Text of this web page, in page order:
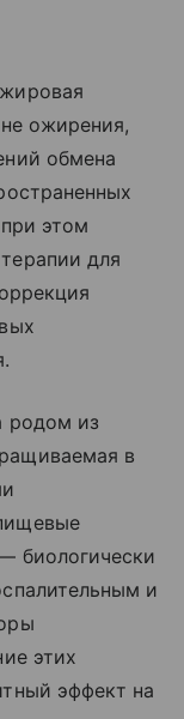
ожирения,
обмена
этом
для
родом из
в
биологически
и
этих
эффект на